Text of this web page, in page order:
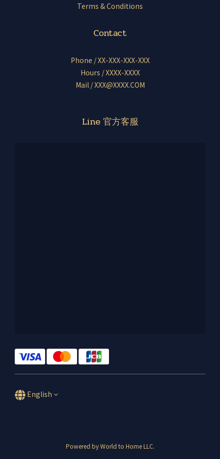
Terms & Conditions
Contact
Phone / XX-XXX-XXX-XXX
Hours / XXXX-XXXX
Mail / XXX@XXXX.COM
Line 官方客服
English
Powered by World to Home LLC.